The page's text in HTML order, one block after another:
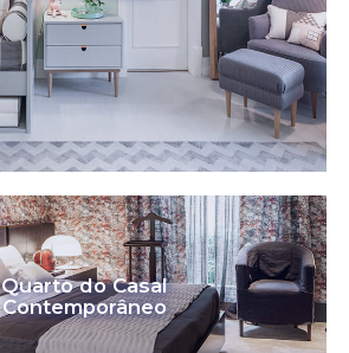
Quarto do Casal
Contemporâneo